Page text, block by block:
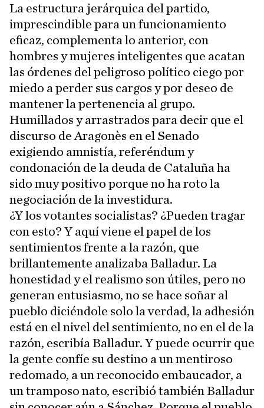
La estructura jerárquica del partido,
imprescindible para un funcionamiento
eficaz, complementa lo anterior, con
hombres y mujeres inteligentes que acatan
las órdenes del peligroso político ciego por
miedo a perder sus cargos y por deseo de
mantener la pertenencia al grupo.
Humillados y arrastrados para decir que el
discurso de Aragonès en el Senado
exigiendo amnistía, referéndum y
condonación de la deuda de Cataluña ha
sido muy positivo porque no ha roto la
negociación de la investidura.
¿Y los votantes socialistas? ¿Pueden tragar
con esto? Y aquí viene el papel de los
sentimientos frente a la razón, que
brillantemente analizaba Balladur. La
honestidad y el realismo son útiles, pero no
generan entusiasmo, no se hace soñar al
pueblo diciéndole solo la verdad, la adhesión
está en el nivel del sentimiento, no en el de la
razón, escribía Balladur. Y puede ocurrir que
la gente confíe su destino a un mentiroso
redomado, a un reconocido embaucador, a
un tramposo nato, escribió también Balladur